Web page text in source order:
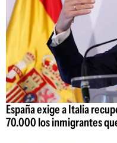
España exige a Italia
70.000 los inmigrantes